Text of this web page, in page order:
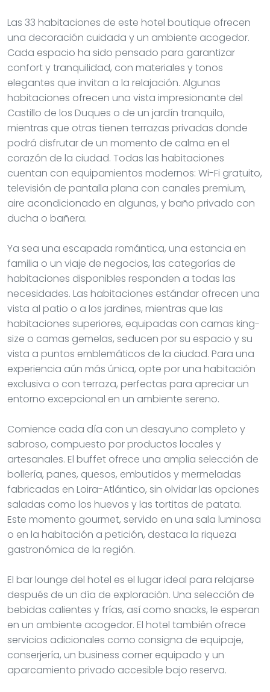
Las 33 habitaciones de este hotel boutique ofrecen
una decoración cuidada y un ambiente acogedor.
Cada espacio ha sido pensado para garantizar
confort y tranquilidad, con materiales y tonos
elegantes que invitan a la relajación. Algunas
habitaciones ofrecen una vista impresionante del
Castillo de los Duques o de un jardín tranquilo,
mientras que otras tienen terrazas privadas donde
podrá disfrutar de un momento de calma en el
corazón de la ciudad. Todas las habitaciones
cuentan con equipamientos modernos: Wi-Fi gratuito,
televisión de pantalla plana con canales premium,
aire acondicionado en algunas, y baño privado con
ducha o bañera.
Ya sea una escapada romántica, una estancia en
familia o un viaje de negocios, las categorías de
habitaciones disponibles responden a todas las
necesidades. Las habitaciones estándar ofrecen una
vista al patio o a los jardines, mientras que las
habitaciones superiores, equipadas con camas king-
size o camas gemelas, seducen por su espacio y su
vista a puntos emblemáticos de la ciudad. Para una
experiencia aún más única, opte por una habitación
exclusiva o con terraza, perfectas para apreciar un
entorno excepcional en un ambiente sereno.
Comience cada día con un desayuno completo y
sabroso, compuesto por productos locales y
artesanales. El buffet ofrece una amplia selección de
bollería, panes, quesos, embutidos y mermeladas
fabricadas en Loira-Atlántico, sin olvidar las opciones
saladas como los huevos y las tortitas de patata.
Este momento gourmet, servido en una sala luminosa
o en la habitación a petición, destaca la riqueza
gastronómica de la región.
El bar lounge del hotel es el lugar ideal para relajarse
después de un día de exploración. Una selección de
bebidas calientes y frías, así como snacks, le esperan
en un ambiente acogedor. El hotel también ofrece
servicios adicionales como consigna de equipaje,
conserjería, un business corner equipado y un
aparcamiento privado accesible bajo reserva.